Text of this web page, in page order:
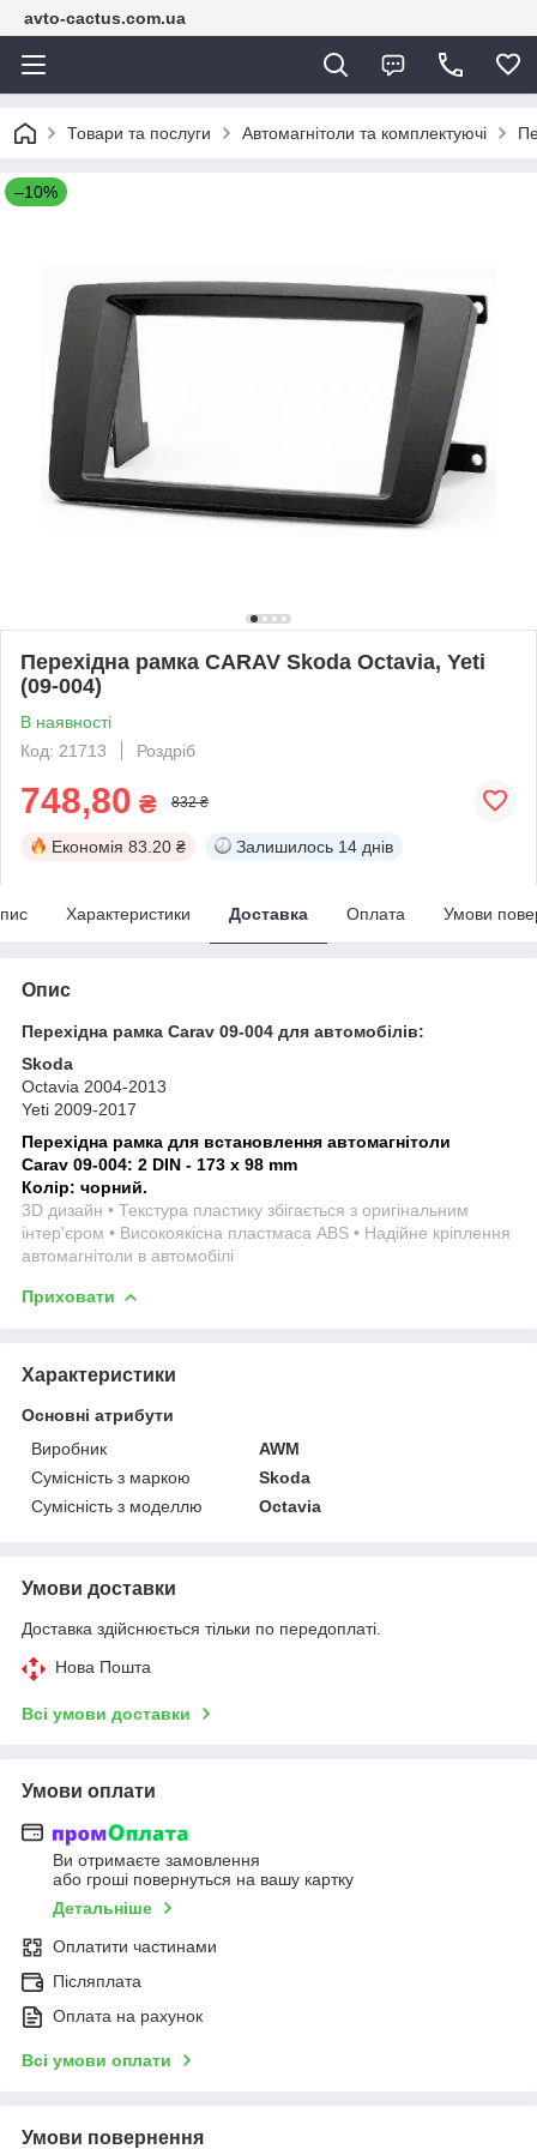
avto-cactus.com.ua
Товари та послуги Автомагнітоли та комплектуючі
–10%
Перехідна рамка CARAV Skoda Octavia, Yeti
(09-004)
В наявності
Код: 21713
Роздріб
748,80 ₴ 832 ₴
Економія 83.20 ₴ Залишилось 14 днів
Характеристики Доставка Оплата Умови
Опис
Перехідна рамка Carav 09-004 для автомобілів:
Skoda
Octavia 2004-2013
Yeti 2009-2017
Перехідна рамка для встановлення автомагнітоли
Carav 09-004: 2 DIN - 173 x 98 mm
Колір: чорний.
3D дизайн • Текстура пластику збігається з оригінальним
інтер'єром • Високоякісна пластмаса ABS • Надійне кріплення
автомагнітоли в автомобілі
Приховати
Характеристики
Основні атрибути
Виробник
AWM
Сумісність з маркою
Skoda
Сумісність з моделлю
Octavia
Умови доставки
Доставка здійснюється тільки по передоплаті.
Нова Пошта
Всі умови доставки
Умови оплати
Ви отримаєте замовлення
або гроші повернуться на вашу картку
Детальніше
Оплатити частинами
Післяплата
Оплата на рахунок
Всі умови оплати
Умови повернення